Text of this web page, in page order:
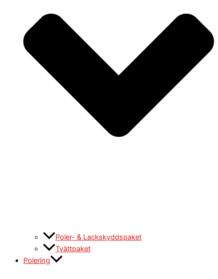
Poler- & Lackskyddspaket
Tvättpaket
Polering